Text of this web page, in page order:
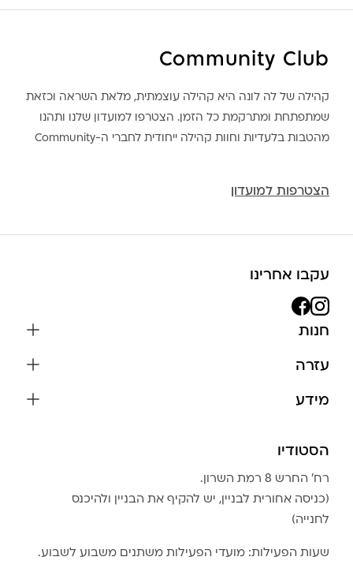
Community Club
קהילה של לה לונה היא קהילה עוצמתית, מלאת השראה וכזאת
שמתפתחת ומתרקמת כל הזמן. הצטרפו למועדון שלנו ותהנו
מהטבות בלעדיות וחוות קהילה ייחודית לחברי ה-Community
הצטרפות למועדון
עקבו אחרינו
חנות
צמידים
בגדים
אביזרים
גברים
LA LUNA HOME
עזרה
צור קשר
מידע
שמירה על התכשיטים
הצהרת נגישות
טבלת מידות טבעות
Community Club
הסטודיו
רח׳ החרש 8 רמת השרון.
(כניסה אחורית לבניין, יש להקיף את הבניין ולהיכנס
לחנייה)
שעות הפעילות: מועדי הפעילות משתנים משבוע לשבוע.